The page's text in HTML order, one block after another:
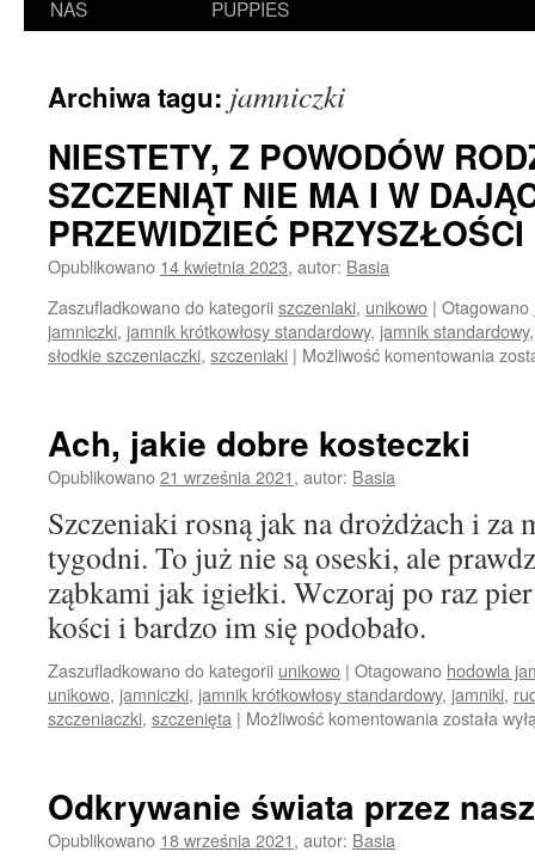
NAS
PUPPIES
Archiwa tagu: jamniczki
NIESTETY, Z POWODÓW
SZCZENIĄT NIE MA I W
PRZEWIDZIEĆ
Opublikowano 14 kwietnia 2023, autor: Basia
Zaszufladkowano do kategoriiszczeniaki, unikowo | Otagowano
jamniczki, jamnik krótkowłosy standardowy, jamnik standardowy
słodkie szczeniaczki, szczeniaki | Możliwość komentowania
I
SIĘ
NIE
Ach, jakie dobre kosteczki
Opublikowano21 września 2021, autor: Basia
Szczeniaki rosną jak na drożdżach i za
tygodni. To już nie są oseski, ale
ząbkami jak igiełki. Wczoraj po raz
kości i bardzo im się podobało.
Zaszufladkowano do kategorii unikowo | Otagowano hodowla
unikowo, jamniczki, jamnik krótkowłosy standardowy, jamniki,
szczeniaczki, szczenięta | Możliwość komentowania Ach,
została
Odkrywanie świata przez
Opublikowano 18 września 2021, autor: Basia